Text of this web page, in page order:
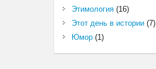
Этимология(16)
Этот день в истории(7)
Юмор(1)